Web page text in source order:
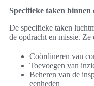
Specifieke taken
De specifieke taken
de opdracht en missie. Ze
Coördineren van
Toevoegen van
Beheren van de
eenheden